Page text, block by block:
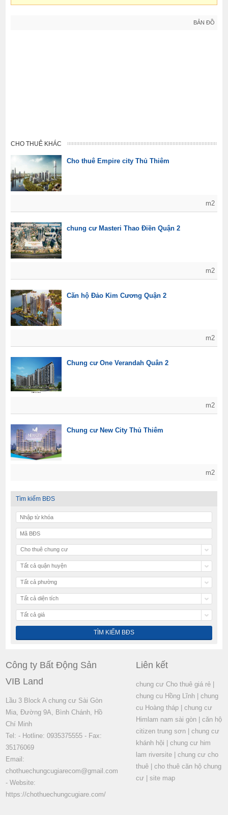
BẢN ĐỒ
CHO THUÊ KHÁC
m2
Cho thuê Empire city Thủ Thiêm
m2
chung cư Masteri Thao Điền Quận 2
m2
Căn hộ Đảo Kim Cương Quận 2
m2
Chung cư One Verandah Quân 2
m2
Chung cư New City Thủ Thiêm
Tìm kiếm BĐS
Cho thuê chung cư
Tất cả quận huyện
Tất cả phường
Tất cả diện tích
Tất cả giá
Công ty Bất Động Sản
VIB Land
Lầu 3 Block A chung cư Sài Gòn
Mia, Đường 9A, Bình Chánh, Hồ
Chí Minh
Tel: - Hotline: 0935375555 - Fax:
35176069
Email:
chothuechungcugiarecom@gmail.com
- Website:
https://chothuechungcugiare.com/
Liên kết
chung cư Cho thuê giá rẻ|
chung cu Hồng Lĩnh| chung
cu Hoàng tháp| chung cư
Himlam nam sài gòn| căn hộ
citizen trung sơn| chung cư
khánh hội
chung cư him
lam riversite| chung cư cho
thuê| cho thuê căn hộ chung
cư| site map